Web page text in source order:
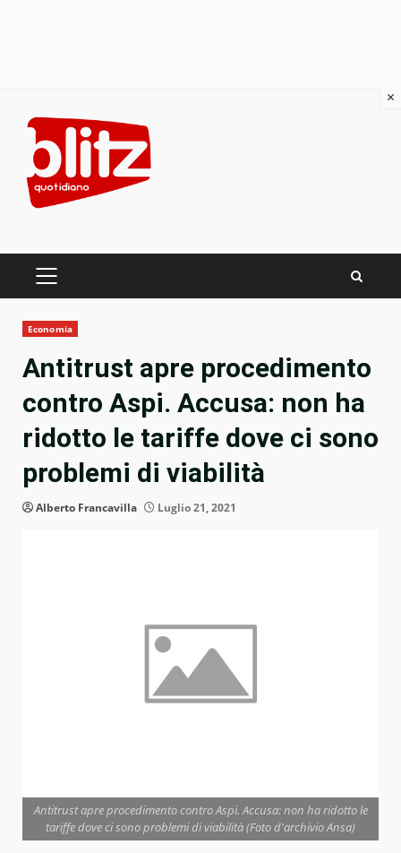
content
PRIMARY
Economia
Antitrust apre procedimento
contro Aspi. Accusa: non ha
ridotto le tariffe dove ci sono
problemi di viabilità
Alberto Francavilla Luglio 21, 2021
Antitrust apre procedimento contro Aspi. Accusa: non ha ridotto le
tariffe dove ci sono problemi di viabilità (Foto d'archivio Ansa)
×